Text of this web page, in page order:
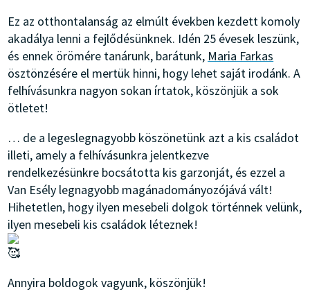
Ez az otthontalanság az elmúlt években kezdett komoly
akadálya lenni a fejlődésünknek. Idén 25 évesek leszünk,
és ennek örömére tanárunk, barátunk, Maria Farkas
ösztönzésére el mertük hinni, hogy lehet saját irodánk. A
felhívásunkra nagyon sokan írtatok, köszönjük a sok
ötletet!
… de a legeslegnagyobb köszönetünk azt a kis családot
illeti, amely a felhívásunkra jelentkezve
rendelkezésünkre bocsátotta kis garzonját, és ezzel a
Van Esély legnagyobb magánadományozójává vált!
Hihetetlen, hogy ilyen mesebeli dolgok történnek velünk,
ilyen mesebeli kis családok léteznek!
Annyira boldogok vagyunk, köszönjük!